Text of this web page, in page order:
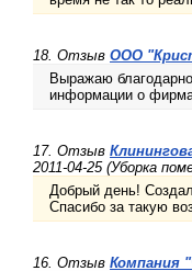
18. Отзыв ООО
Выражаю
информации о
17. Отзыв
2011-04-25 (Уборка
Добрый день!
Спасибо за такую
16. Отзыв Компания